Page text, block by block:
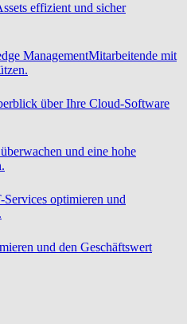
effizient und sicher
ManagementMitarbeitende mit
über Ihre Cloud-Software
und eine hohe
Services optimieren und
und den Geschäftswert